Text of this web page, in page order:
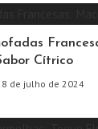
Cítrico
de julho de 2024